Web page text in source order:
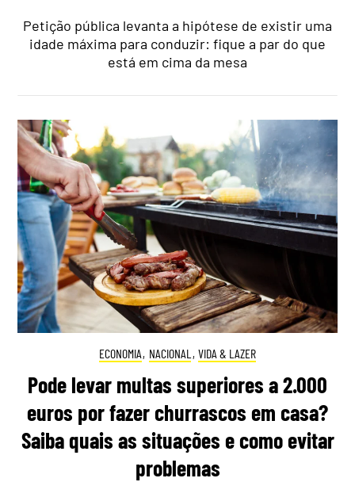
Petição pública levanta a hipótese de existir uma
idade máxima para conduzir: fique a par do que
está em cima da mesa
ECONOMIA, NACIONAL , VIDA & LAZER
Pode levar multas superiores a 2.000
euros por fazer churrascos em casa?
Saiba quais as situações e como evitar
problemas